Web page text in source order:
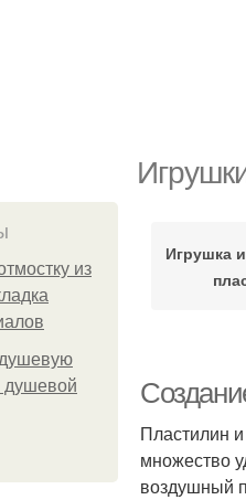
из
душевую
душевой
Игрушка
Пластилин
множество
воздушный